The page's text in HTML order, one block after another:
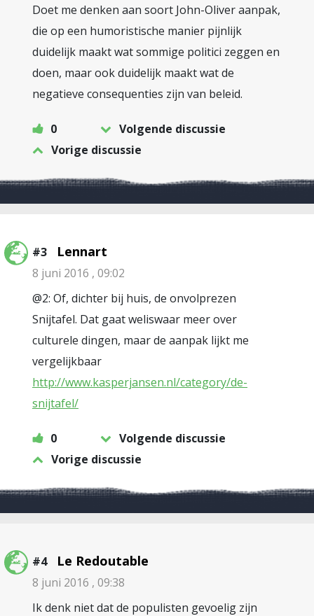
Doet me denken aan soort John-Oliver aanpak,
die op een humoristische manier pijnlijk
duidelijk maakt wat sommige politici zeggen en
doen, maar ook duidelijk maakt wat de
negatieve consequenties zijn van beleid.
0
Volgende discussie
Vorige discussie
#3 Lennart
8 juni 2016 , 09:02
@2: Of, dichter bij huis, de onvolprezen
Snijtafel. Dat gaat weliswaar meer over
culturele dingen, maar de aanpak lijkt me
vergelijkbaar
http://www.kasperjansen.nl/category/de-
snijtafel/
0
Volgende discussie
Vorige discussie
#4 Le Redoutable
8 juni 2016 , 09:38
Ik denk niet dat de populisten gevoelig zijn